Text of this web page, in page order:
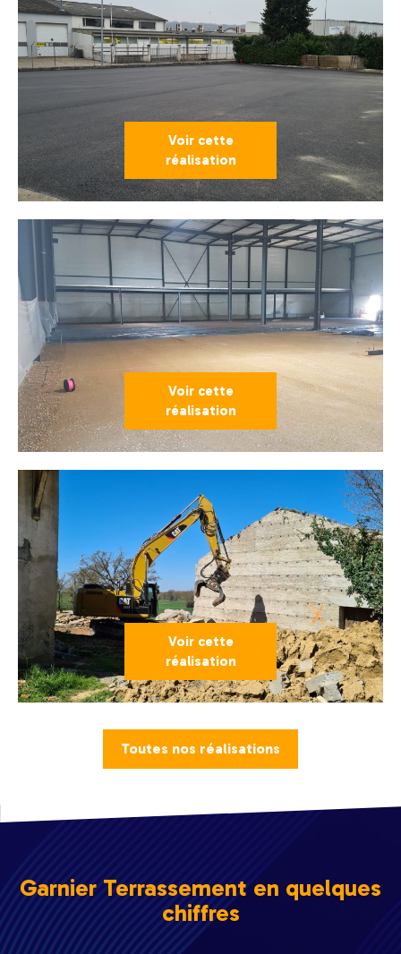
Voir cette
réalisation
Voir cette
réalisation
Voir cette
réalisation
Toutes nos réalisations
Garnier Terrassement en quelques
chiffres